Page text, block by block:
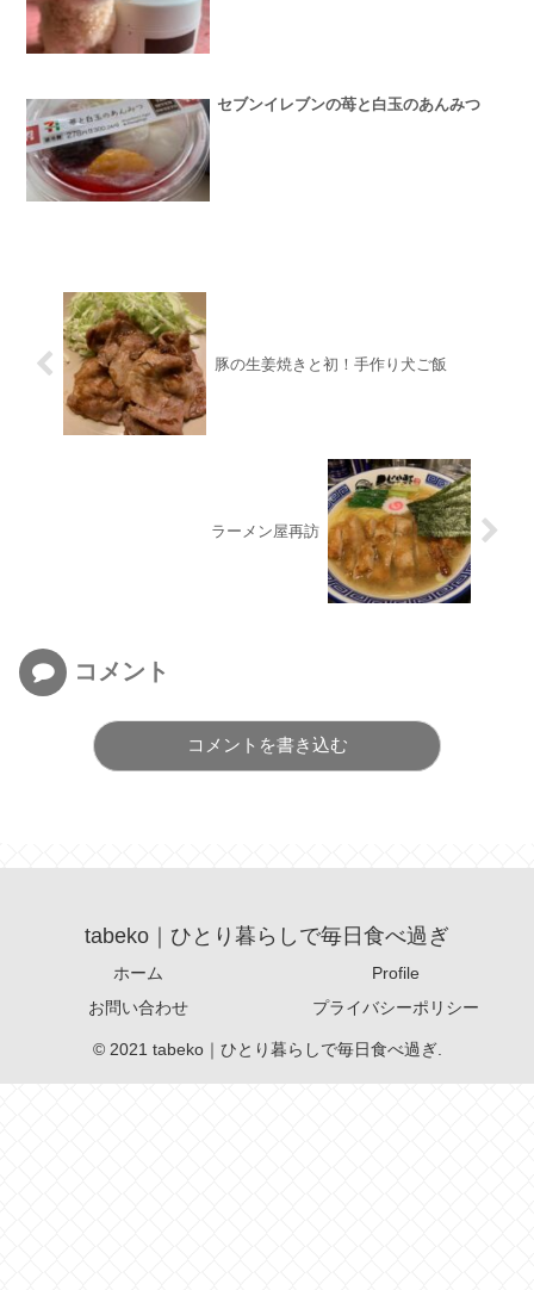
セブンイレブンの苺と白玉のあんみつ
豚の生姜焼きと初！手作り犬ご飯
ラーメン屋再訪
コメント
コメントを書き込む
tabeko｜ひとり暮らしで毎日食べ過ぎ
ホーム
Profile
お問い合わせ
プライバシーポリシー
© 2021 tabeko｜ひとり暮らしで毎日食べ過ぎ.